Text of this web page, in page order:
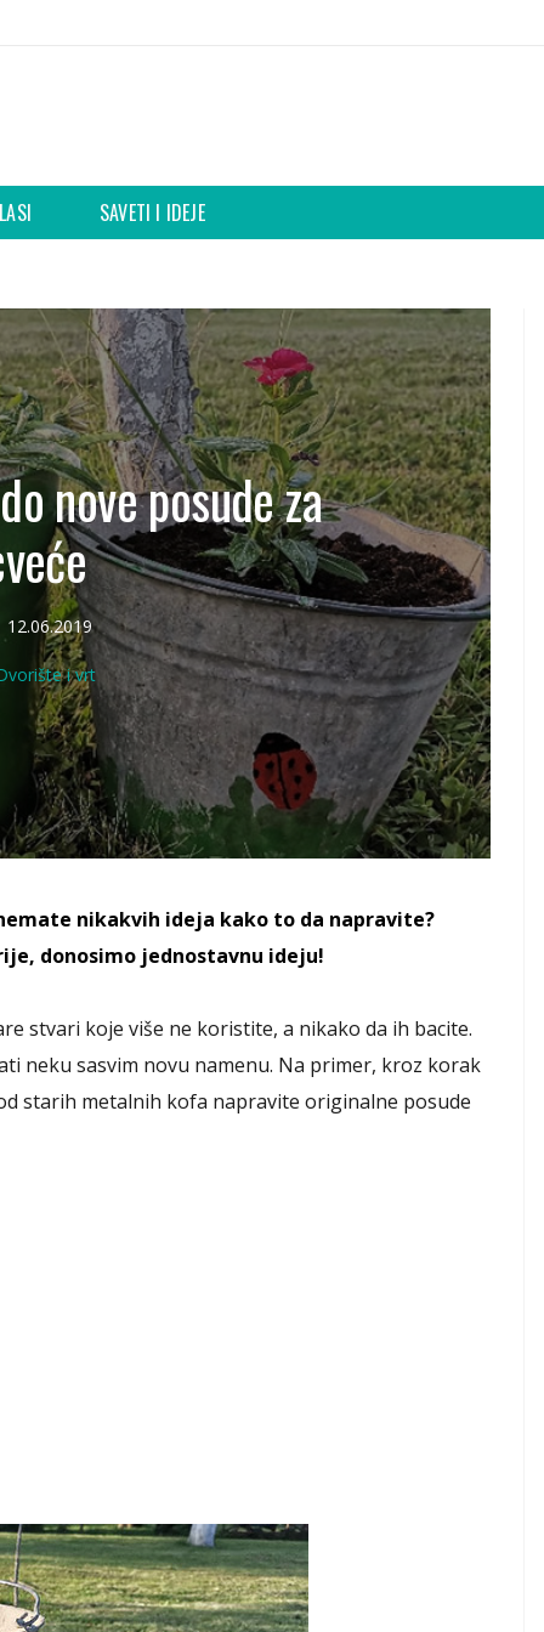
SAVETI I IDEJE
nove posude za
12.06.2019
i vrt
nikakvih ideja kako to da napravite?
donosimo jednostavnu ideju!
stvari koje više ne koristite, a nikako da ih bacite.
neku sasvim novu namenu. Na primer, kroz korak
starih metalnih kofa napravite originalne posude